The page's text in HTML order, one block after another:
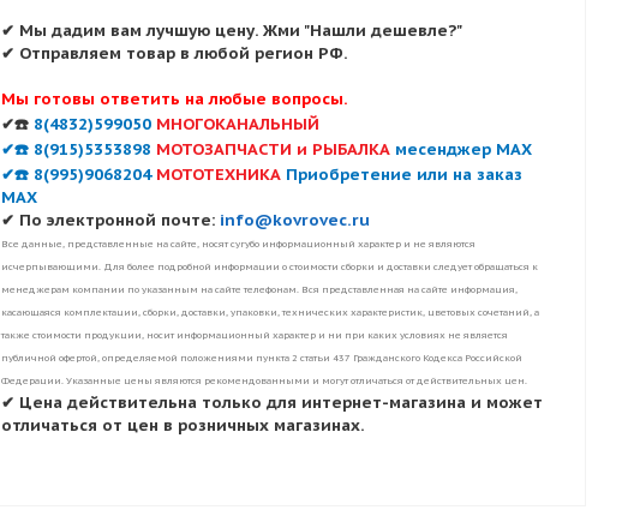
✔ Мы дадим вам лучшую цену. Жми "Нашли дешевле?"
✔ Отправляем товар в любой регион РФ.
Мы готовы ответить на любые вопросы.
✔☎️ 8(4832)599050 МНОГОКАНАЛЬНЫЙ
✔☎️ 8(915)5353898 МОТОЗАПЧАСТИ и РЫБАЛКА месенджер MAX
✔☎️ 8(995)9068204 МОТОТЕХНИКА Приобретение или на заказ
MAX
✔ По электронной почте: info@kovrovec.ru
Все данные, представленные на сайте, носят сугубо информационный характер и не являются
исчерпывающими. Для более подробной информации о стоимости сборки и доставки следует обращаться к
менеджерам компании по указанным на сайте телефонам. Вся представленная на сайте информация,
касающаяся комплектации, сборки, доставки, упаковки, технических характеристик, цветовых сочетаний, а
также стоимости продукции, носит информационный характер и ни при каких условиях не является
публичной офертой, определяемой положениями пункта 2 статьи 437 Гражданского Кодекса Российской
Федерации. Указанные цены являются рекомендованными и могут отличаться от действительных цен.
✔ Цена действительна только для интернет-магазина и может
отличаться от цен в розничных магазинах.